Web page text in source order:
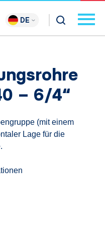
DE
– 6/4“
(mit einem
Lage für die